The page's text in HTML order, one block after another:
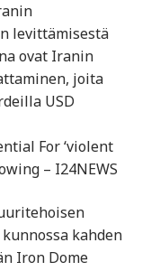
levittämisestä
ovat Iranin
joita
USD
For ‘violent
– I24NEWS
kahden
Iron Dome